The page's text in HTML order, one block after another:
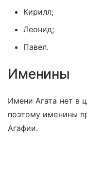
Кирилл;
Леонид;
Павел.
Именины
Имени Агата нет в
поэтому именины
Агафии.